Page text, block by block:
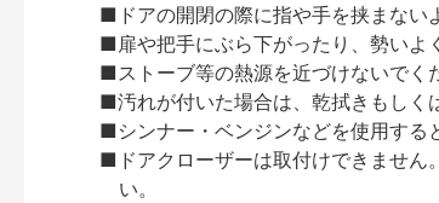
■ドアの開閉の際に指や手を挟まない
■扉や把手にぶら下がったり、勢いよ
■ストーブ等の熱源を近づけないでく
■汚れが付いた場合は、乾拭きもしく
■シンナー・ベンジンなどを使用する
■ドアクローザーは取付けできません
い。